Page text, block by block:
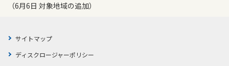
（6月6日 対象地域の追加）
サイトマップ
ディスクロージャーポリシー